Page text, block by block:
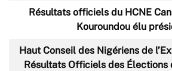
Résultats officiels du HCNE
Kouroundou élu
Haut Conseil des Nigériens de
Résultats Officiels des Élections